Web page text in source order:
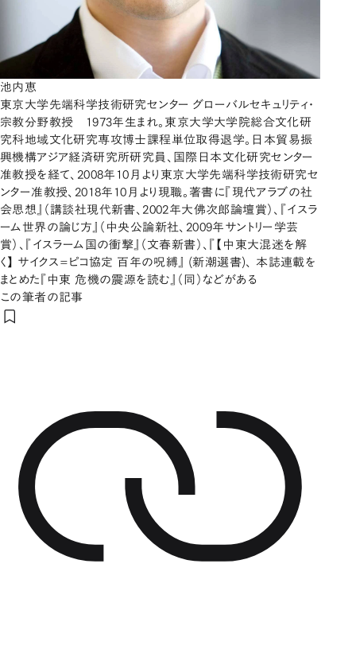
池内恵
東京大学先端科学技術研究センター グローバルセキュリティ・
宗教分野教授 1973年生まれ。東京大学大学院総合文化研
究科地域文化研究専攻博士課程単位取得退学。日本貿易振
興機構アジア経済研究所研究員、国際日本文化研究センター
准教授を経て、2008年10月より東京大学先端科学技術研究セ
ンター准教授、2018年10月より現職。著書に『現代アラブの社
会思想』（講談社現代新書、2002年大佛次郎論壇賞）、『イスラ
ーム世界の論じ方』（中央公論新社、2009年サントリー学芸
賞）、『イスラーム国の衝撃』（文春新書）、『【中東大混迷を解
く】 サイクス=ピコ協定 百年の呪縛』 (新潮選書)、 本誌連載を
まとめた『中東 危機の震源を読む』（同）などがある
この筆者の記事